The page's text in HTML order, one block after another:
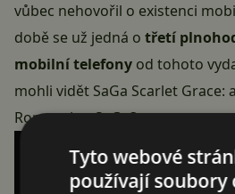
vůbec nehovořil o existenci
době se už jedná o třetí
mobilní telefony od tohoto
mohli vidět SaGa Scarlet Grace:
Romancing SaGa3.
Tyto webové
používají soubory